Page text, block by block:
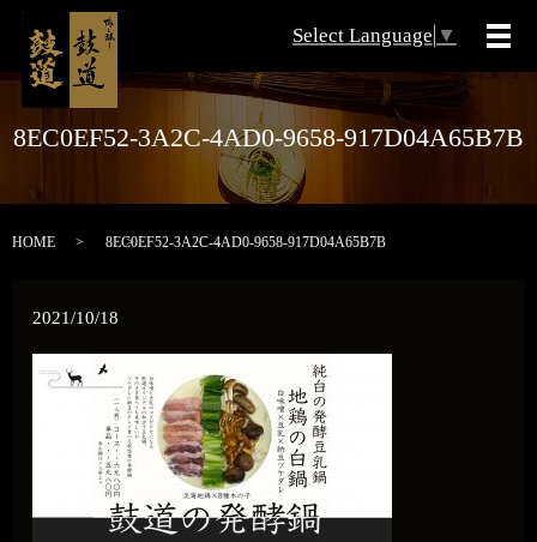
Select Language ▼
メ
8EC0EF52-3A2C-4AD0-9658-917D04A65B7B
HOME 8EC0EF52-3A2C-4AD0-9658-917D04A65B7B
2021/10/18